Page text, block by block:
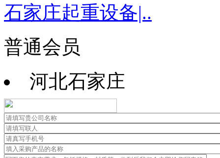
石家庄起重设备|..
普通会员
河北石家庄